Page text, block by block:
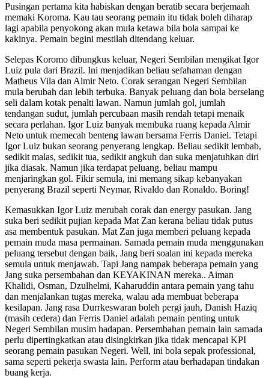
Pusingan pertama kita habiskan dengan beratib secara berjemaah
memaki Koroma. Kau tau seorang pemain itu tidak boleh diharap
lagi apabila penyokong akan mula ketawa bila bola sampai ke
kakinya. Pemain begini mestilah ditendang keluar.
Selepas Koromo dibungkus keluar, Negeri Sembilan mengikat Igor
Luiz pula dari Brazil. Ini menjadikan beliau sefahaman dengan
Matheus Vila dan Almir Neto. Corak serangan Negeri Sembilan
mula berubah dan lebih terbuka. Banyak peluang dan bola berselang
seli dalam kotak penalti lawan. Namun jumlah gol, jumlah
tendangan sudut, jumlah percubaan masih rendah tetapi menaik
secara perlahan. Igor Luiz banyak membuka ruang kepada Almir
Neto untuk memecah benteng lawan bersama Ferris Daniel. Tetapi
Igor Luiz bukan seorang penyerang lengkap. Beliau sedikit lembab,
sedikit malas, sedikit tua, sedikit angkuh dan suka menjatuhkan diri
jika diasak. Namun jika terdapat peluang, beliau mampu
menjaringkan gol. Fikir semula, ini memang sikap kebanyakan
penyerang Brazil seperti Neymar, Rivaldo dan Ronaldo. Boring!
Kemasukkan Igor Luiz merubah corak dan energy pasukan. Jang
suka beri sedikit pujian kepada Mat Zan kerana beliau tidak putus
asa membentuk pasukan. Mat Zan juga memberi peluang kepada
pemain muda masa permainan. Samada pemain muda menggunakan
peluang tersebut dengan baik, Jang beri soalan ini kepada mereka
semula untuk menjawab. Tapi Jang nampak beberapa pemain yang
Jang suka persembahan dan KEYAKINAN mereka.. Aiman
Khalidi, Osman, Dzulhelmi, Kaharuddin antara pemain yang tahu
dan menjalankan tugas mereka, walau ada membuat beberapa
kesilapan. Jang rasa Durrkeswaran boleh pergi jauh, Danish Haziq
(masih cedera) dan Ferris Daniel adalah pemain penting untuk
Negeri Sembilan musim hadapan. Persembahan pemain lain samada
perlu dipertingkatkan atau disingkirkan jika tidak mencapai KPI
seorang pemain pasukan Negeri. Well, ini bola sepak professional,
sama seperti pekerja swasta lain. Perform atau berhadapan tindakan
buang kerja.